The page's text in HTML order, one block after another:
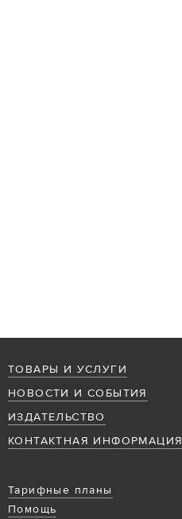
ТОВАРЫ И УСЛУГИ
НОВОСТИ И СОБЫТИЯ
ИЗДАТЕЛЬСТВО
КОНТАКТНАЯ ИНФОРМАЦИЯ
Тарифные планы
Помощь